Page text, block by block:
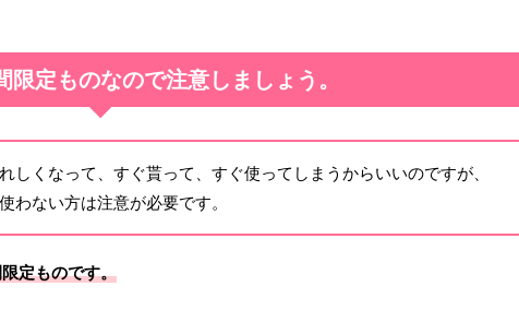
限定ものなので注意しましょう。
しくなって、すぐ貰って、すぐ使ってしまうからいいのですが、
わない方は注意が必要です。
定ものです。